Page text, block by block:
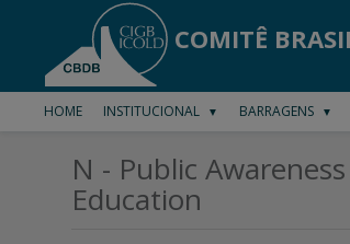
COMITÊ
HOME INSTITUCIONAL ▼ BARRAGENS ▼
N - Public
Education